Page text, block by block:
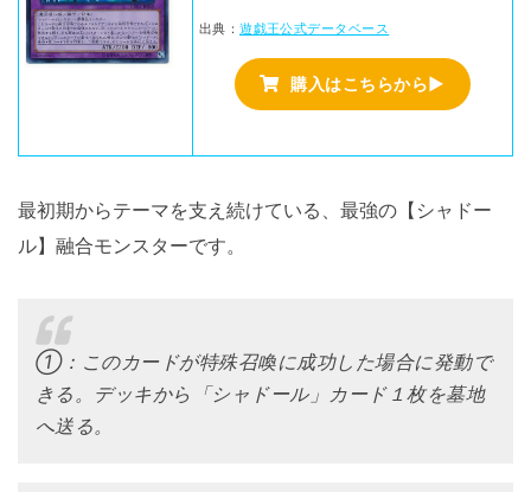
出典：遊戯王公式データベース
購入はこちらから▶
最初期からテーマを支え続けている、最強の【シャドー
ル】融合モンスターです。
①：このカードが特殊召喚に成功した場合に発動で
きる。デッキから「シャドール」カード１枚を墓地
へ送る。